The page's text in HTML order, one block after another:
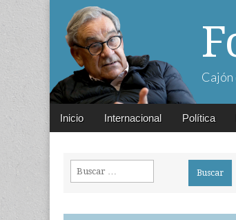
Main
Skip
Inicio Internacional Política
Buscar: